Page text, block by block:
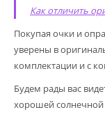
Как отличить
Покупая очки и
уверены в
комплектации и с
Будем рады вас
хорошей